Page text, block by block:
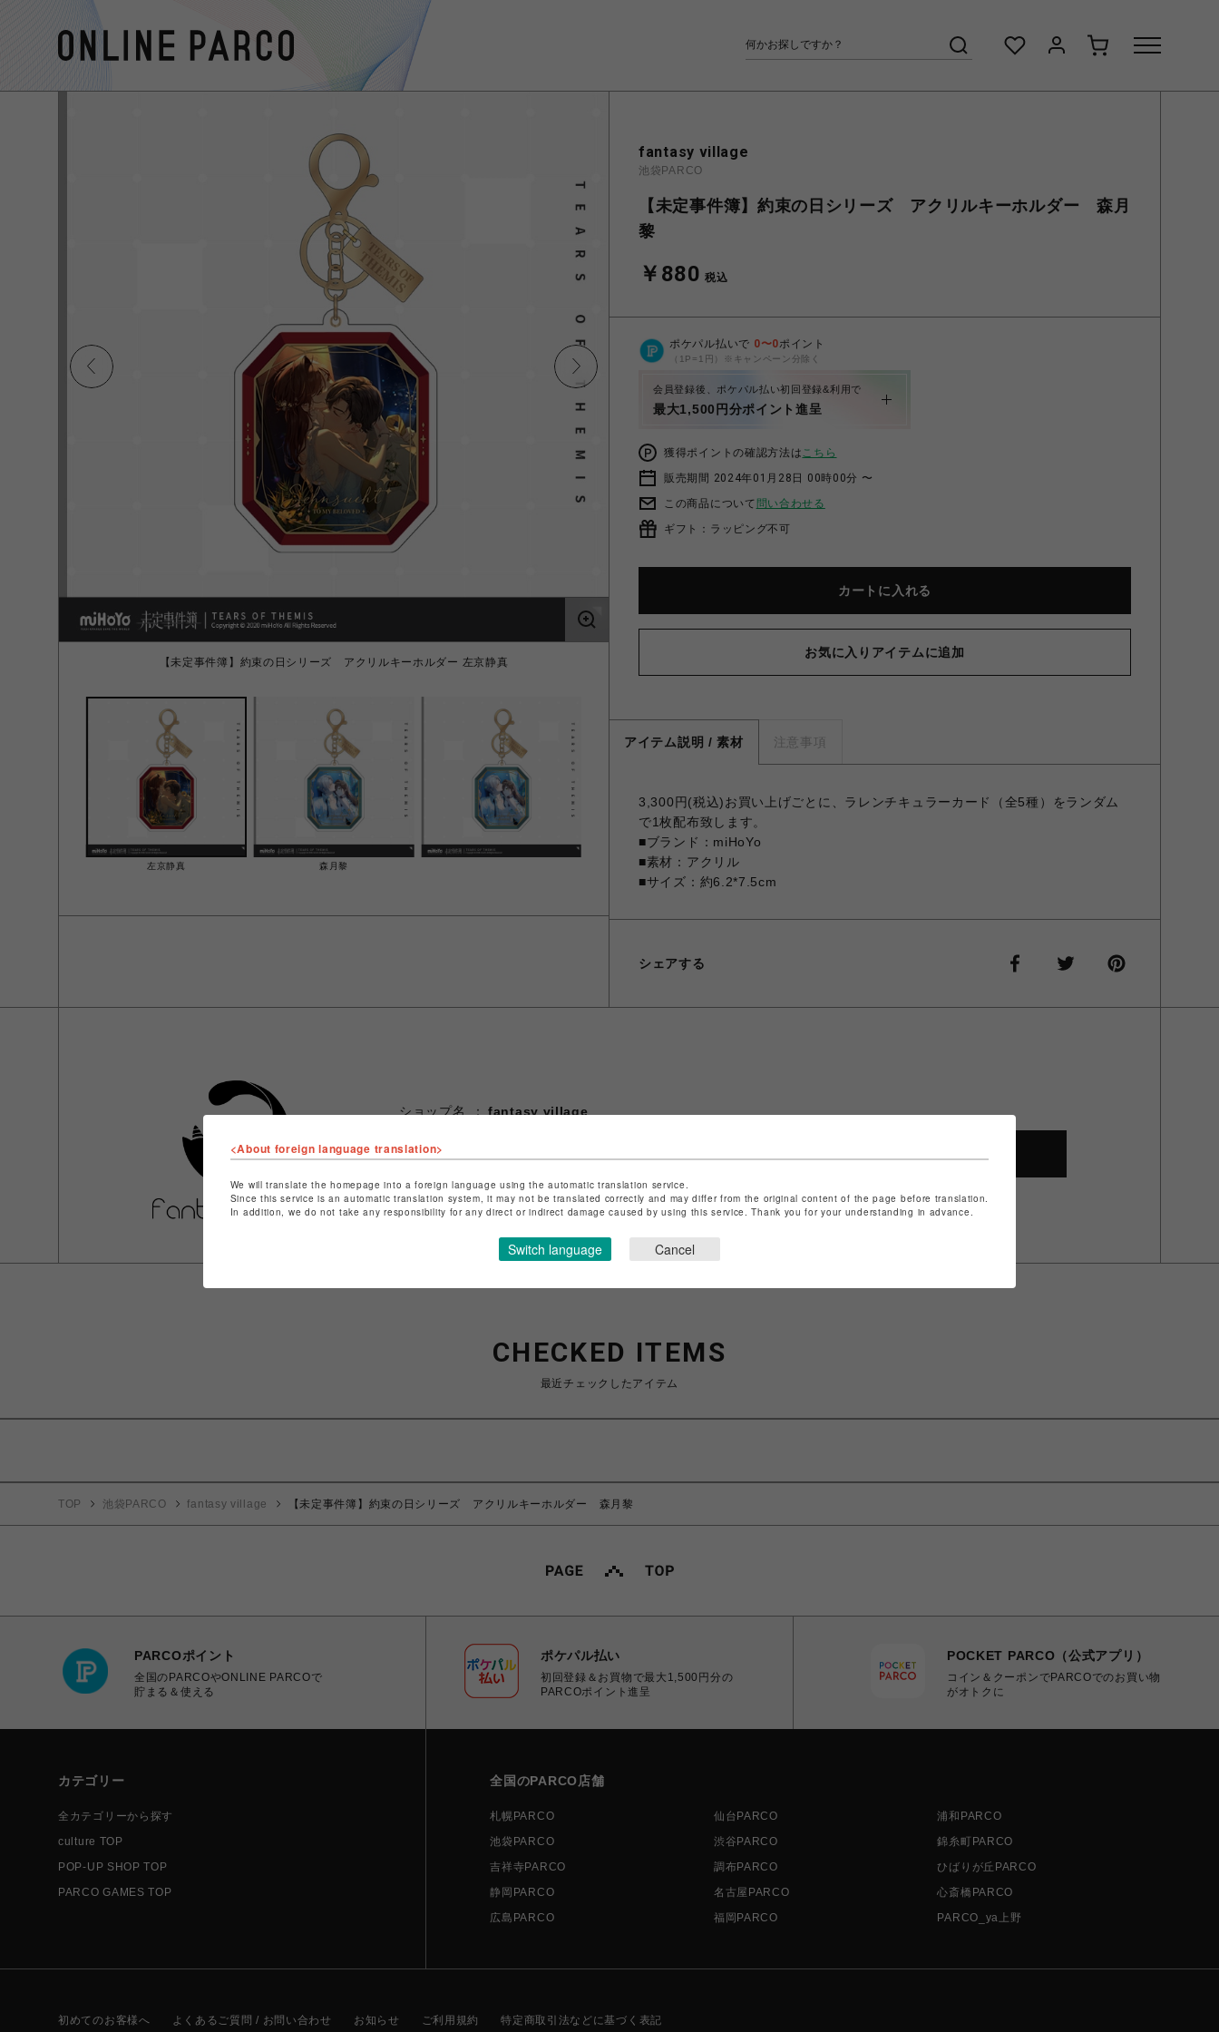
【未定事件簿】約束の日シリーズ アクリルキーホルダー 左京静真 【未定事件簿】約束の日シリーズ アクリルキーホルダー 森月黎 森月黎
左京静真 森月黎
fantasy village
池袋PARCO
【未定事件簿】約束の日シリーズ アクリルキーホルダー 森月
黎
￥880 税込
ポケパル払いで 0〜0ポイント
（1P=1円）※キャンペーン分除く
会員登録後、ポケパル払い初回登録&利用で
最大1,500円分ポイント進呈
獲得ポイントの確認方法はこちら
販売期間 2024年01月28日 00時00分 〜
この商品について 問い合わせる
ギフト：ラッピング不可
カートに入れる
お気に入りアイテムに追加
アイテム説明 / 素材 注意事項
3,300円(税込)お買い上げごとに、ラレンチキュラーカード（全5種）をランダム
で1枚配布致します。
■ブランド：miHoYo
■素材：アクリル
■サイズ：約6.2*7.5cm
シェアする
ショップ名
fantasy village
ショップお問い合わせはこちら
CHECKED ITEMS
最近チェックしたアイテム
TOP 池袋PARCO fantasy village 【未定事件簿】約束の日シリーズ アクリルキーホルダー 森月黎
PARCOポイント
全国のPARCOやONLINE PARCOで
貯まる＆使える
ポケパル払い
初回登録＆お買物で最大1,500円分の
PARCOポイント進呈
POCKET PARCO（公式アプリ）
コイン＆クーポンでPARCOでのお買い物
がオトクに
カテゴリー
全カテゴリーから探す
culture TOP
POP-UP SHOP TOP
PARCO GAMES TOP
全国のPARCO店舗
札幌PARCO 仙台PARCO
浦和PARCO
池袋PARCO
渋谷PARCO
錦糸町PARCO
吉祥寺PARCO
調布PARCO
ひばりが丘PARCO
静岡PARCO
名古屋PARCO
心斎橋PARCO
広島PARCO
福岡PARCO PARCO_ya上野
初めてのお客様へ よくあるご質問 / お問い合わせ お知らせ ご利用規約 特定商取引法などに基づく表記
<About foreign language translation>
We will translate the homepage into a foreign language using the automatic translation service.
Since this service is an automatic translation system, it may not be translated correctly and may differ from the original content of the page before translation.
In addition, we do not take any responsibility for any direct or indirect damage caused by using this service. Thank you for your understanding in advance.
Switch language Cancel